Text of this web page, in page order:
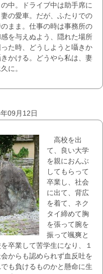
中。ドライブ中は助手席に
の愛車。だが、ふたりでの
まま。仕事の時は事務所の
を与えぬよう、隠れた場所
た時、どうしようと囁きか
かける。どうやら私は、妻
に。
09月12日
高校を出
て、良い大学
を親におんぶ
してもらって
卒業し、社会
に出て、背広
を着て、ネク
タイ締めて胸
を張って腕を
振って颯爽と
卒業して苦学生になり、１
からも認められず血反吐を
も負けるものかと懸命に生